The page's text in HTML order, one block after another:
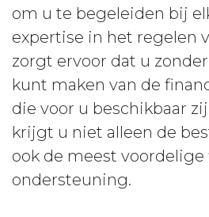
om u te begeleiden bij
expertise in het regelen
zorgt ervoor dat u
kunt maken van de
die voor u beschikbaar
krijgt u niet alleen de
ook de meest voordelige
ondersteuning.